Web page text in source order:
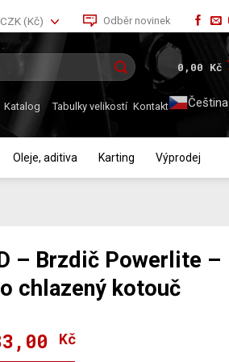
CZK (Kč) Odběr novinek
0,00 Kč
Katalog Tabulky velikostí Kontakt Čeština‎
Oleje, aditiva Karting Výprodej
– Brzdič Powerlite –
chlazený kotouč
Kč